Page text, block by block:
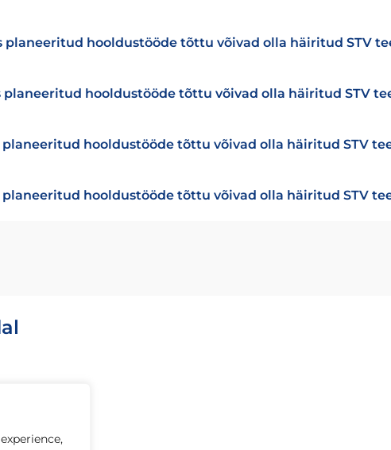
planeeritud hooldustööde tõttu võivad olla häiritud STV
planeeritud hooldustööde tõttu võivad olla häiritud STV
planeeritud hooldustööde tõttu võivad olla häiritud STV
planeeritud hooldustööde tõttu võivad olla häiritud STV